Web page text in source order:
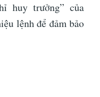
huy trưởng” của
lệnh để đảm bảo